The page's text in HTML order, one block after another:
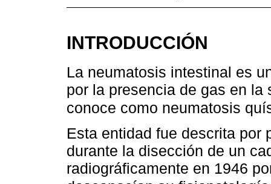
INTRODUCCIÓN
La neumatosis intestinal es
por la presencia de gas en
conoce como neumatosis
Esta entidad fue descrita por
durante la disección de un
radiográficamente en 1946